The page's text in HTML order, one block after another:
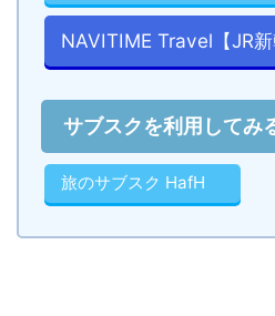
NAVITIME Travel【JR新
サブスクを利用してみ
旅のサブスク HafH